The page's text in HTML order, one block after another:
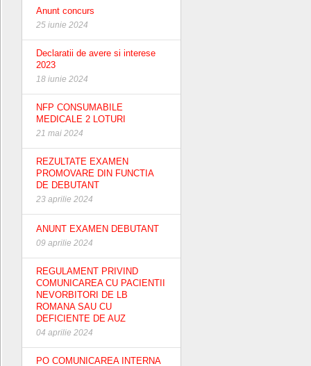
Anunt concurs
25 iunie 2024
Declaratii de avere si interese
2023
18 iunie 2024
NFP CONSUMABILE
MEDICALE 2 LOTURI
21 mai 2024
REZULTATE EXAMEN
PROMOVARE DIN FUNCTIA
DE DEBUTANT
23 aprilie 2024
ANUNT EXAMEN DEBUTANT
09 aprilie 2024
REGULAMENT PRIVIND
COMUNICAREA CU PACIENTII
NEVORBITORI DE LB
ROMANA SAU CU
DEFICIENTE DE AUZ
04 aprilie 2024
PO COMUNICAREA INTERNA